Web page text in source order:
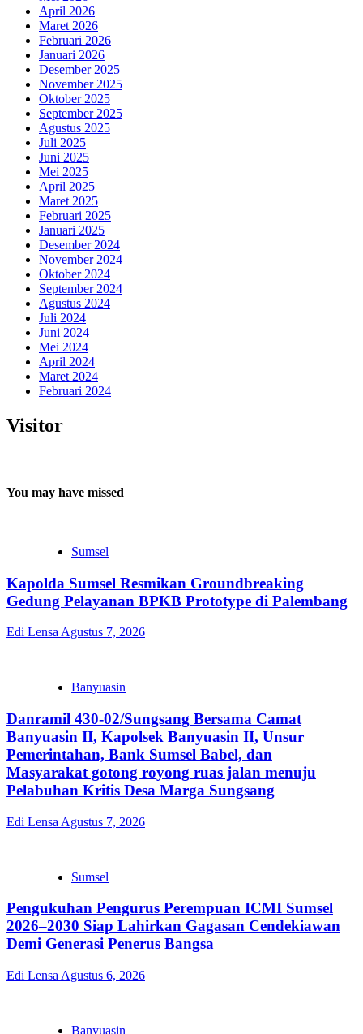
April 2026
Maret 2026
Februari 2026
Januari 2026
Desember 2025
November 2025
Oktober 2025
September 2025
Agustus 2025
Juli 2025
Juni 2025
Mei 2025
April 2025
Maret 2025
Februari 2025
Januari 2025
Desember 2024
November 2024
Oktober 2024
September 2024
Agustus 2024
Juli 2024
Juni 2024
Mei 2024
April 2024
Maret 2024
Februari 2024
Visitor
You may have missed
Sumsel
Kapolda Sumsel Resmikan Groundbreaking
Gedung Pelayanan BPKB Prototype di Palembang
Edi Lensa Agustus 7, 2026
Banyuasin
Danramil 430-02/Sungsang Bersama Camat
Banyuasin II, Kapolsek Banyuasin II, Unsur
Pemerintahan, Bank Sumsel Babel, dan
Masyarakat gotong royong ruas jalan menuju
Pelabuhan Kritis Desa Marga Sungsang
Edi Lensa Agustus 7, 2026
Sumsel
Pengukuhan Pengurus Perempuan ICMI Sumsel
2026–2030 Siap Lahirkan Gagasan Cendekiawan
Demi Generasi Penerus Bangsa
Edi Lensa Agustus 6, 2026
Banyuasin